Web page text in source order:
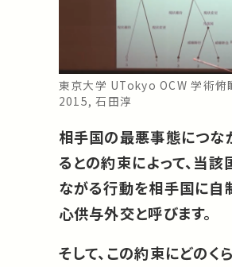
東京大学 UTokyo OCW 学術
2015, 石田淳
相手国の最悪事態につな
るとの約束によって、当
ながる行動を相手国に自
心供与外交と呼びます。
そして、この約束にどの